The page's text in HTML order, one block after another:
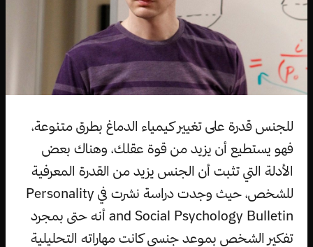
للجنس قدرة على تغيير كيمياء الدماغ بطرق متنوعة،
فهو يستطيع أن يزيد من قوة عقلك، وهناك بعض
الأدلة التي تثبت أن الجنس يزيد من القدرة المعرفية
للشخص، حيث وجدت دراسة نشرت في Personality
and Social Psychology Bulletin أنه حتى بمجرد
تفكير الشخص بموعد جنسي كانت مهاراته التحليلية